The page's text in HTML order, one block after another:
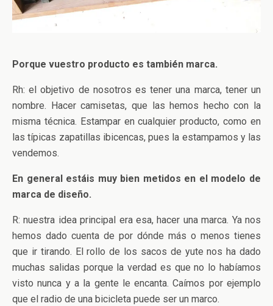
Porque vuestro producto es también marca.
Rh: el objetivo de nosotros es tener una marca, tener un
nombre. Hacer camisetas, que las hemos hecho con la
misma técnica. Estampar en cualquier producto, como en
las típicas zapatillas ibicencas, pues la estampamos y las
vendemos.
En general estáis muy bien metidos en el modelo de
marca de diseño.
R: nuestra idea principal era esa, hacer una marca. Ya nos
hemos dado cuenta de por dónde más o menos tienes
que ir tirando. El rollo de los sacos de yute nos ha dado
muchas salidas porque la verdad es que no lo habíamos
visto nunca y a la gente le encanta. Caímos por ejemplo
que el radio de una bicicleta puede ser un marco.